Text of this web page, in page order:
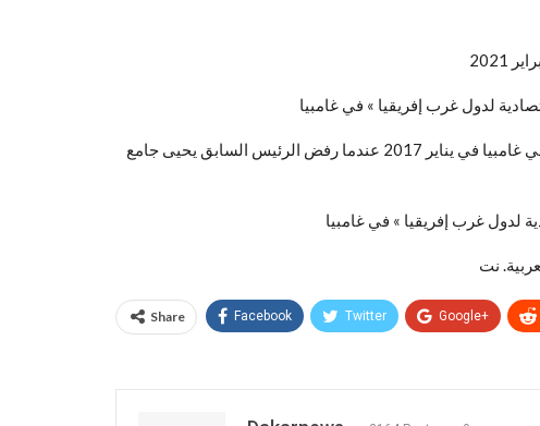
وتضم المهمة على وجه الخصوص جنودا سنغاليين. ونُشرت في غامبيا في يناير 2017 عندما رفض الرئيس السابق يحيى جامع
لدول غرب إفريقيا » في غامبيا
Share Facebook Twitter Google+